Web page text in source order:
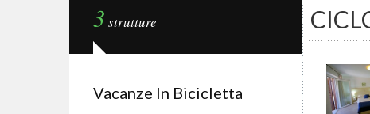
3 strutture
Vacanze In Bicicletta